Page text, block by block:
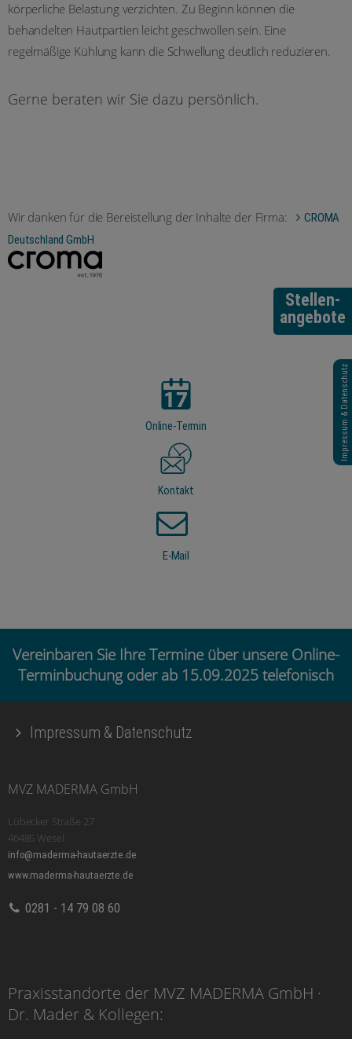
Impressum & Datenschutz
Stellen-
angebote
körperliche Belastung verzichten. Zu Beginn können die
behandelten Hautpartien leicht geschwollen sein. Eine
regelmäßige Kühlung kann die Schwellung deutlich reduzieren.
Gerne beraten wir Sie dazu persönlich.
Wir danken für die Bereistellung der Inhalte der Firma: CROMA
Deutschland GmbH
Online-Termin
Kontakt
E-Mail
Vereinbaren Sie Ihre Termine über unsere Online-
Terminbuchung oder ab 15.09.2025 telefonisch
Impressum & Datenschutz
MVZ MADERMA GmbH
Lübecker Straße 27
46485 Wesel
info@maderma-hautaerzte.de
www.maderma-hautaerzte.de
0281 - 14 79 08 60
Praxisstandorte der MVZ MADERMA GmbH ·
Dr. Mader & Kollegen: